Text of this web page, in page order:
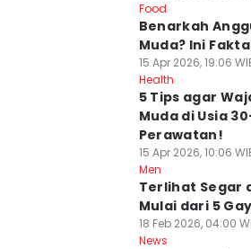
Food
Benarkah
Muda? Ini
15 Apr 2026, 19:06
Health
5 Tips agar
Muda di Usia
Perawatan!
15 Apr 2026, 10:06
Men
Terlihat Segar
Mulai dari 5
18 Feb 2026, 04:00
News